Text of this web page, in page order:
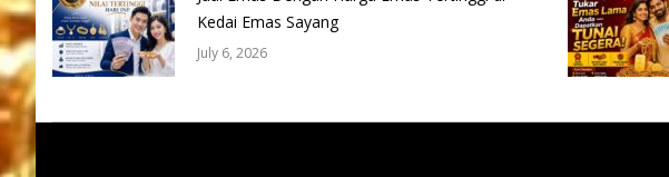
Kedai Emas Sayang
July 6, 2026